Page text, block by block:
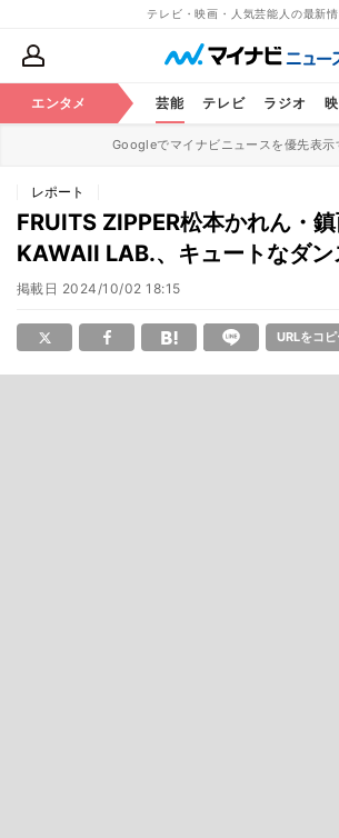
テレビ・映画・人気芸能人の最新
エンタメ 芸能 テレビ ラジオ
Googleでマイナビニュースを優先表示
レポート
FRUITS ZIPPER松本かれん・
KAWAII LAB.、キュートなダン
掲載日 2024/10/02 18:15
URLをコ